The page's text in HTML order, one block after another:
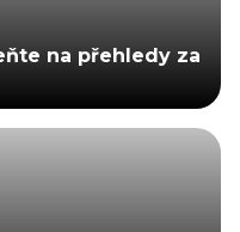
na přehledy za